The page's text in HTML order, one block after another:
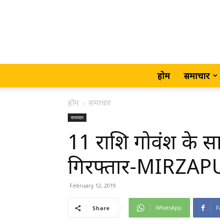
होम समाचार
होम समाचार
समाचार
11 राशि गोवंश के
गिरफ्तार-
February 12, 2019
Share WhatsApp